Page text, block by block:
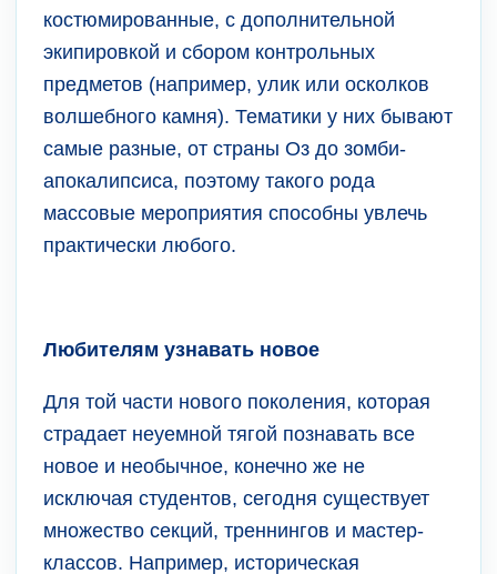
костюмированные, с дополнительной
экипировкой и сбором контрольных
предметов (например, улик или осколков
волшебного камня). Тематики у них бывают
самые разные, от страны Оз до зомби-
апокалипсиса, поэтому такого рода
массовые мероприятия способны увлечь
практически любого.
Любителям узнавать новое
Для той части нового поколения, которая
страдает неуемной тягой познавать все
новое и необычное, конечно же не
исключая студентов, сегодня существует
множество секций, треннингов и мастер-
классов. Например, историческая